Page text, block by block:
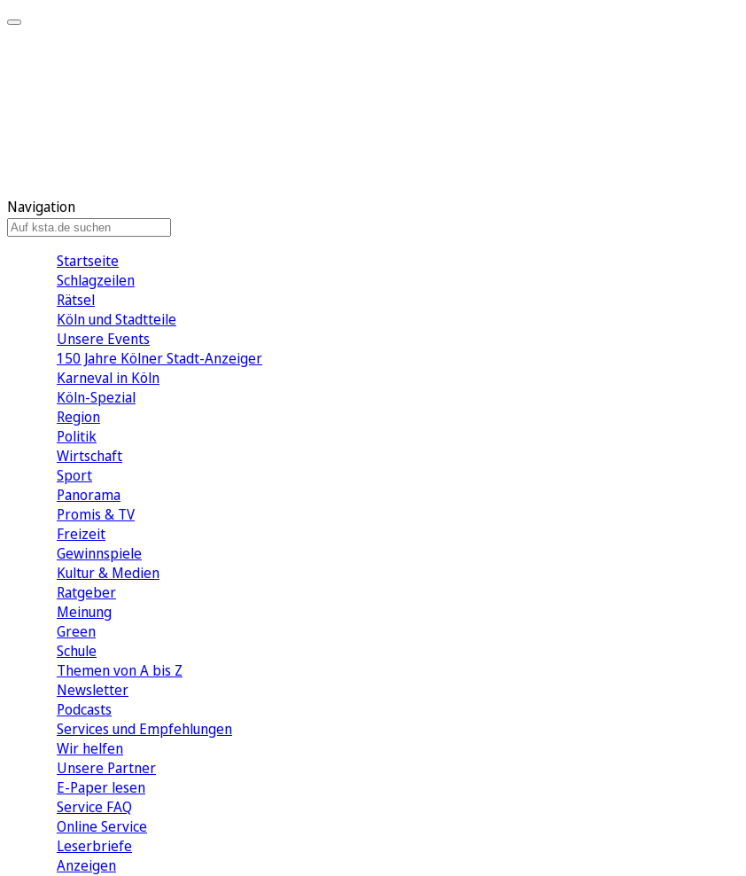
Navigation
Startseite
Schlagzeilen
Rätsel
Köln und Stadtteile
Unsere Events
150 Jahre Kölner Stadt-Anzeiger
Karneval in Köln
Köln-Spezial
Region
Politik
Wirtschaft
Sport
Panorama
Promis & TV
Freizeit
Gewinnspiele
Kultur & Medien
Ratgeber
Meinung
Green
Schule
Themen von A bis Z
Newsletter
Podcasts
Services und Empfehlungen
Wir helfen
Unsere Partner
E-Paper lesen
Service FAQ
Online Service
Leserbriefe
Anzeigen